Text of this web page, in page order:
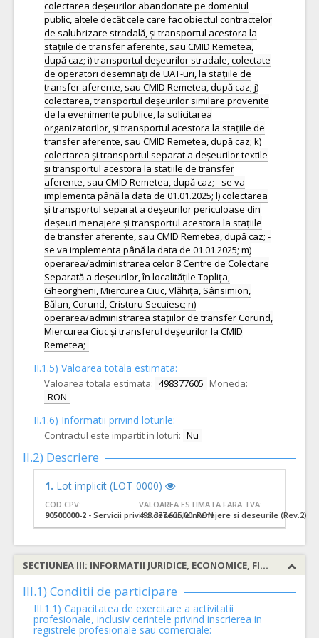
colectarea deșeurilor abandonate pe domeniul
public, altele decât cele care fac obiectul contractelor
de salubrizare stradală, și transportul acestora la
stațiile de transfer aferente, sau CMID Remetea,
după caz; i) transportul deșeurilor stradale, colectate
de operatori desemnați de UAT-uri, la stațiile de
transfer aferente, sau CMID Remetea, după caz; j)
colectarea, transportul deșeurilor similare provenite
de la evenimente publice, la solicitarea
organizatorilor, și transportul acestora la stațiile de
transfer aferente, sau CMID Remetea, după caz; k)
colectarea și transportul separat a deșeurilor textile
și transportul acestora la stațiile de transfer
aferente, sau CMID Remetea, după caz; - se va
implementa până la data de 01.01.2025; l) colectarea
și transportul separat a deșeurilor periculoase din
deșeuri menajere și transportul acestora la stațiile
de transfer aferente, sau CMID Remetea, după caz; -
se va implementa până la data de 01.01.2025; m)
operarea/administrarea celor 8 Centre de Colectare
Separată a deșeurilor, în localitățile Toplița,
Gheorgheni, Miercurea Ciuc, Vlăhița, Sânsimion,
Bălan, Corund, Cristuru Secuiesc; n)
operarea/administrarea stațiilor de transfer Corund,
Miercurea Ciuc și transferul deșeurilor la CMID
Remetea;
II.1.5) Valoarea totala estimata:
Valoarea totala estimata: 498377605 Moneda:
RON
II.1.6) Informatii privind loturile:
Contractul este impartit in loturi: Nu
II.2) Descriere
1. Lot implicit (LOT-0000)
COD CPV:
90500000-2 - Servicii privind deseurile menajere si deseurile (Rev.2)
VALOAREA ESTIMATA FARA TVA:
498.377.605,00 RON
SECTIUNEA III: INFORMATII JURIDICE, ECONOMICE, FINANCIARE SI TEHNICE
III.1) Conditii de participare
III.1.1) Capacitatea de exercitare a activitatii
profesionale, inclusiv cerintele privind inscrierea in
registrele profesionale sau comerciale: